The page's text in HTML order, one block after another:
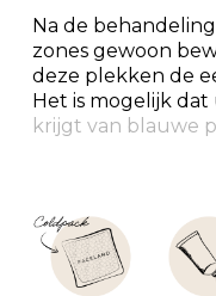
Na de
zones gewoon
deze plekken de
Het is mogelijk
krijgt van blauwe